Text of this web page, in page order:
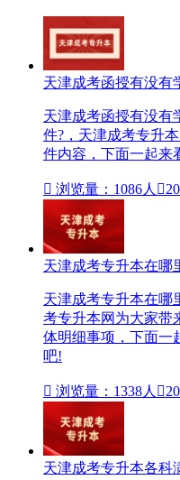
天津成考函授有没有
天津成考函授有没有
件?，天津成考专升
件内容，下面一起来
 浏览量：1086人 
天津成考专升本在哪
天津成考专升本在哪
考专升本网为大家带
体明细事项，下面一
吧!
 浏览量：1338人 
天津成考专升本各科